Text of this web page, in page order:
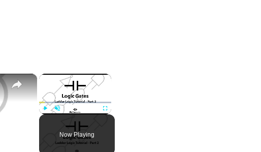
×
Fullscreen
Now Playing
×